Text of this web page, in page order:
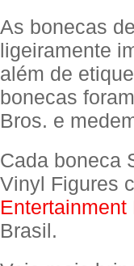
As bonecas
ligeiramente
além de
bonecas
Bros. e
Cada boneca
Vinyl Figures
Entertainment
Brasil.